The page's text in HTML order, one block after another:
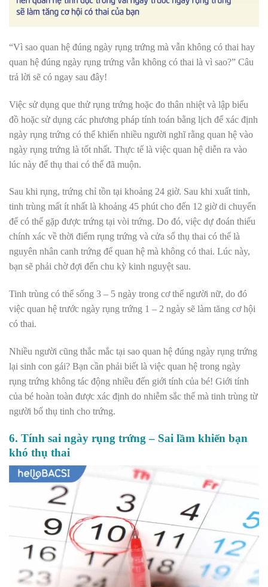
“Vì sao quan hệ đúng ngày rụng trứng mà vẫn không có thai hay
quan hệ đúng ngày rụng trứng vẫn không có thai là vì sao?” Câu
trả lời sẽ có ngay sau đây!
Việc sử dụng que thử rụng trứng hoặc đo thân nhiệt và lập biểu
đồ hoặc sử dụng các phương pháp tính toán bằng lịch để xác định
ngày rụng trứng có thể khiến nhiều người nghĩ rằng quan hệ vào
ngày rụng trứng là tốt nhất. Thực tế là việc quan hệ diễn ra vào
lúc này để thụ thai có thể đã muộn.
Sau khi rụng, trứng chỉ tồn tại khoảng 24 giờ. Sau khi xuất tinh,
tinh trùng mất ít nhất là khoảng 45 phút cho đến 12 giờ di chuyển
để có thể gặp được trứng tại vòi trứng. Do đó, việc dự đoán thiếu
chính xác về thời điểm rụng trứng và cửa sổ thụ thai có thể là
nguyên nhân canh trứng để quan hệ mà không có thai. Lúc này,
bạn sẽ phải chờ đợi đến chu kỳ kinh nguyệt sau.
Tinh trùng có thể sống 3 – 5 ngày trong cơ thể người nữ, do đó
việc quan hệ trước ngày rụng trứng 1 – 2 ngày sẽ làm tăng cơ hội
có thai.
Nhiều người cũng thắc mắc tại sao quan hệ đúng ngày rụng trứng
lại sinh con gái? Bạn cần phải biết là việc quan hệ trong ngày
rụng trứng không tác động nhiều đến giới tính của bé! Giới tính
của bé hoàn toàn được xác định do nhiễm sắc thể mà tinh trùng từ
người bố thụ tinh cho trứng.
6. Tính sai ngày rụng trứng – Sai lầm khiến bạn
khó thụ thai